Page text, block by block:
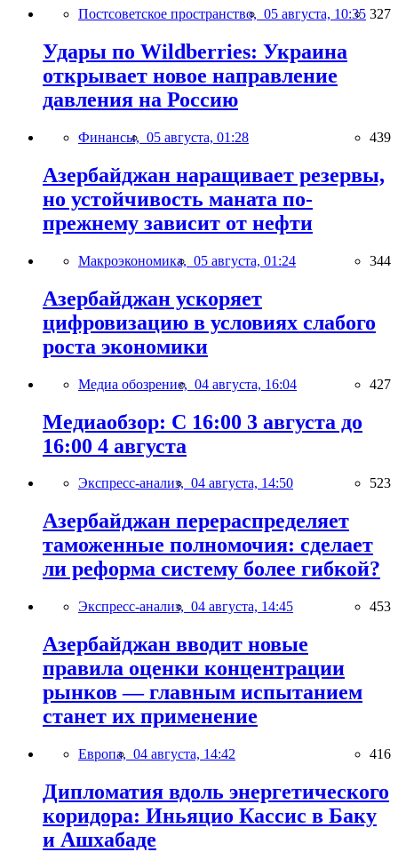
Постсоветское пространство, 05 августа, 10:35 327
Удары по Wildberries: Украина
открывает новое направление
давления на Россию
Финансы, 05 августа, 01:28 439
Азербайджан наращивает резервы,
но устойчивость маната по-
прежнему зависит от нефти
Макроэкономика, 05 августа, 01:24 344
Азербайджан ускоряет
цифровизацию в условиях слабого
роста экономики
Медиа обозрение, 04 августа, 16:04 427
Медиаобзор: С 16:00 3 августа до
16:00 4 августа
Экспресс-анализ, 04 августа, 14:50 523
Азербайджан перераспределяет
таможенные полномочия: сделает
ли реформа систему более гибкой?
Экспресс-анализ, 04 августа, 14:45 453
Азербайджан вводит новые
правила оценки концентрации
рынков — главным испытанием
станет их применение
Европа, 04 августа, 14:42 416
Дипломатия вдоль энергетического
коридора: Иньяцио Кассис в Баку
и Ашхабаде